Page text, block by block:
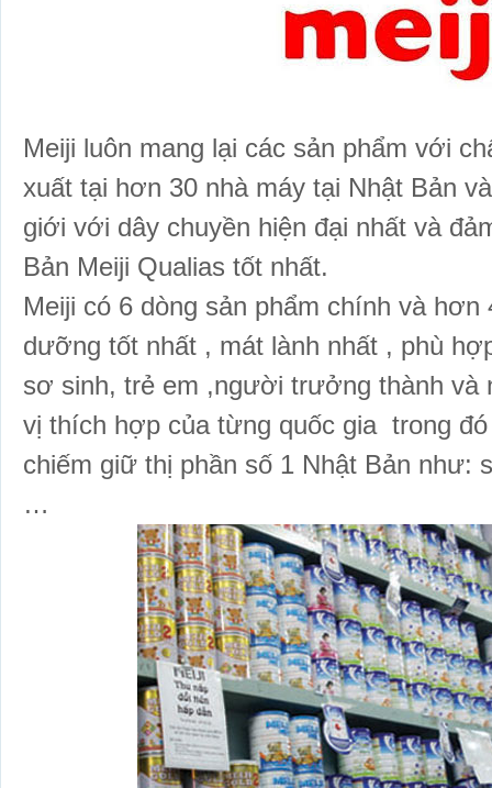
Meiji luôn mang lại các sản phẩm với
xuất tại hơn 30 nhà máy tại Nhật Bản
giới với dây chuyền hiện đại nhất và
Bản Meiji Qualias tốt nhất.
Meiji có 6 dòng sản phẩm chính và
dưỡng tốt nhất , mát lành nhất , phù
sơ sinh, trẻ em ,người trưởng thành và
vị thích hợp của từng quốc gia trong
chiếm giữ thị phần số 1 Nhật Bản như:
…